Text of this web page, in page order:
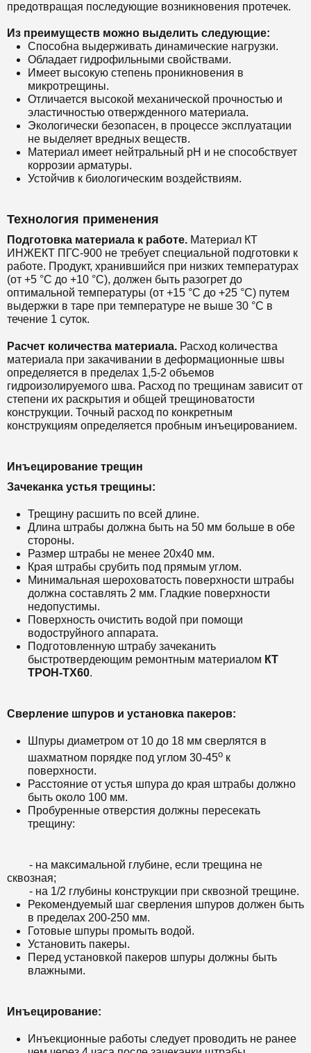
предотвращая последующие возникновения протечек.
Из преимуществ можно выделить следующие:
Способна выдерживать динамические нагрузки.
Обладает гидрофильными свойствами.
Имеет высокую степень проникновения в
микротрещины.
Отличается высокой механической прочностью и
эластичностью отвержденного материала.
Экологически безопасен, в процессе эксплуатации
не выделяет вредных веществ.
Материал имеет нейтральный рН и не способствует
коррозии арматуры.
Устойчив к биологическим воздействиям.
Технология применения
Подготовка материала к работе. Материал КТ
ИНЖЕКТ ПГС-900 не требует специальной подготовки к
работе. Продукт, хранившийся при низких температурах
(от +5 °С до +10 °С), должен быть разогрет до
оптимальной температуры (от +15 °С до +25 °С) путем
выдержки в таре при температуре не выше 30 °С в
течение 1 суток.
Расчет количества материала. Расход количества
материала при закачивании в деформационные швы
определяется в пределах 1,5-2 объемов
гидроизолируемого шва. Расход по трещинам зависит от
степени их раскрытия и общей трещиноватости
конструкции. Точный расход по конкретным
конструкциям определяется пробным инъецированием.
Инъецирование трещин
Зачеканка устья трещины:
Трещину расшить по всей длине.
Длина штрабы должна быть на 50 мм больше в обе
стороны.
Размер штрабы не менее 20х40 мм.
Края штрабы срубить под прямым углом.
Минимальная шероховатость поверхности штрабы
должна составлять 2 мм. Гладкие поверхности
недопустимы.
Поверхность очистить водой при помощи
водоструйного аппарата.
Подготовленную штрабу зачеканить
быстротвердеющим ремонтным материалом КТ
ТРОН-ТХ60.
Сверление шпуров и установка пакеров:
Шпуры диаметром от 10 до 18 мм сверлятся в
шахматном порядке под углом 30-45о к
поверхности.
Расстояние от устья шпура до края штрабы должно
быть около 100 мм.
Пробуренные отверстия должны пересекать
трещину:
- на максимальной глубине, если трещина не
сквозная;
- на 1/2 глубины конструкции при сквозной трещине.
Рекомендуемый шаг сверления шпуров должен быть
в пределах 200-250 мм.
Готовые шпуры промыть водой.
Установить пакеры.
Перед установкой пакеров шпуры должны быть
влажными.
Инъецирование:
Инъекционные работы следует проводить не ранее